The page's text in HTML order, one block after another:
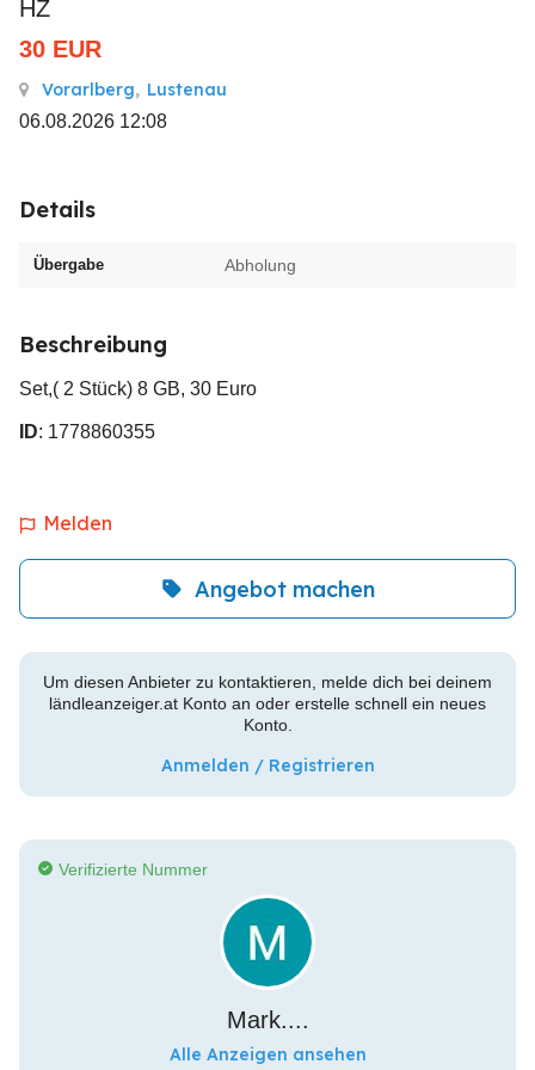
HZ
30 EUR
Vorarlberg, Lustenau
06.08.2026 12:08
Details
Übergabe Abholung
Beschreibung
Set,( 2 Stück) 8 GB, 30 Euro
ID: 1778860355
Melden
Angebot machen
Um diesen Anbieter zu kontaktieren, melde dich bei deinem
ländleanzeiger.at Konto an oder erstelle schnell ein neues
Konto.
Anmelden / Registrieren
Verifizierte Nummer
Mark....
Alle Anzeigen ansehen